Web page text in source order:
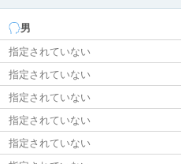
男
指定されていない
指定されていない
指定されていない
指定されていない
指定されていない